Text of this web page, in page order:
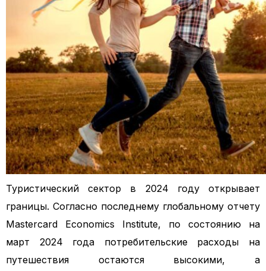
Туристический сектор в 2024 году открывает
границы. Согласно последнему глобальному отчету
Mastercard Economics Institute, по состоянию на
март 2024 года потребительские расходы на
путешествия остаются высокими, а